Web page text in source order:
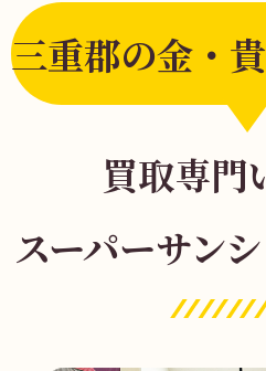
三重郡の金・
買取専門
スーパーサン